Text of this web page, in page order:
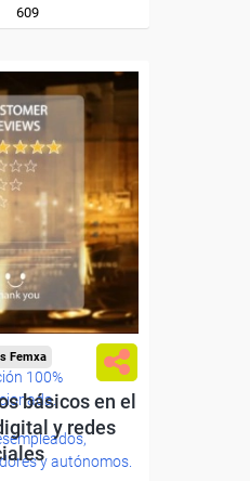
609
100%
y autónomos.
Femxa
básicos en el
y redes